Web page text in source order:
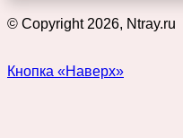
© Copyright 2026, Ntray.ru
Кнопка «Наверх»